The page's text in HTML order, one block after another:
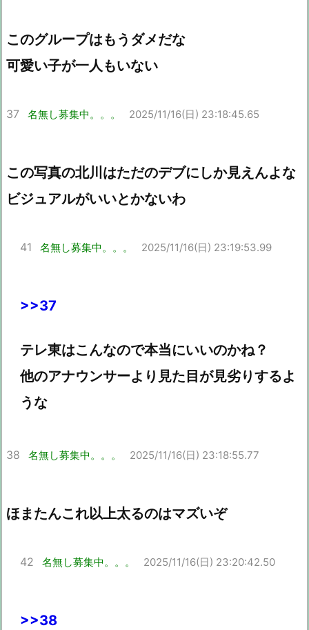
このグループはもうダメだな
可愛い子が一人もいない
37 名無し募集中。。。 2025/11/16(日) 23:18:45.65
この写真の北川はただのデブにしか見えんよな
ビジュアルがいいとかないわ
41 名無し募集中。。。 2025/11/16(日) 23:19:53.99
>>37
テレ東はこんなので本当にいいのかね？
他のアナウンサーより見た目が見劣りするよ
うな
38 名無し募集中。。。 2025/11/16(日) 23:18:55.77
ほまたんこれ以上太るのはマズいぞ
42 名無し募集中。。。 2025/11/16(日) 23:20:42.50
>>38